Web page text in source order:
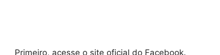
Primeiro, acesse o site oficial do Facebook.